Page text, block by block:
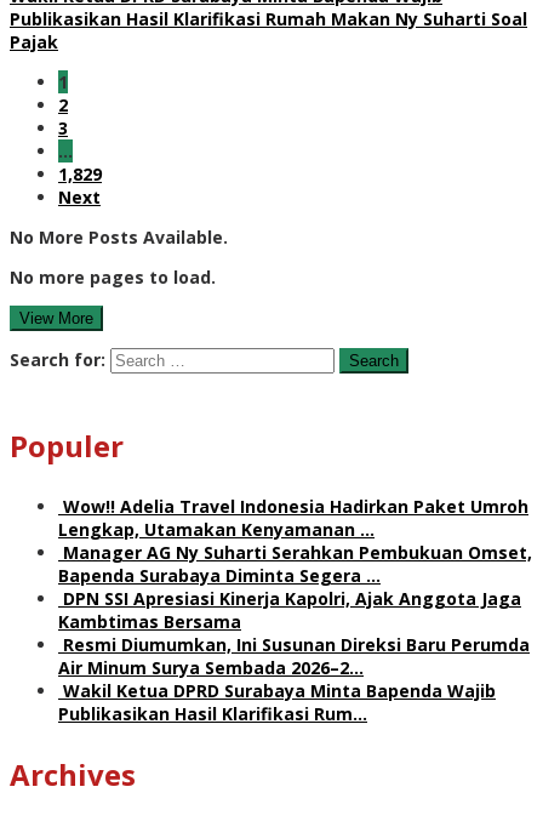
Publikasikan Hasil Klarifikasi Rumah Makan Ny Suharti Soal
Pajak
1
2
3
…
1,829
Next
No More Posts Available.
No more pages to load.
View More
Search for:
Populer
Wow!! Adelia Travel Indonesia Hadirkan Paket Umroh
Lengkap, Utamakan Kenyamanan …
Manager AG Ny Suharti Serahkan Pembukuan Omset,
Bapenda Surabaya Diminta Segera …
DPN SSI Apresiasi Kinerja Kapolri, Ajak Anggota Jaga
Kambtimas Bersama
Resmi Diumumkan, Ini Susunan Direksi Baru Perumda
Air Minum Surya Sembada 2026–2…
Wakil Ketua DPRD Surabaya Minta Bapenda Wajib
Publikasikan Hasil Klarifikasi Rum…
Archives